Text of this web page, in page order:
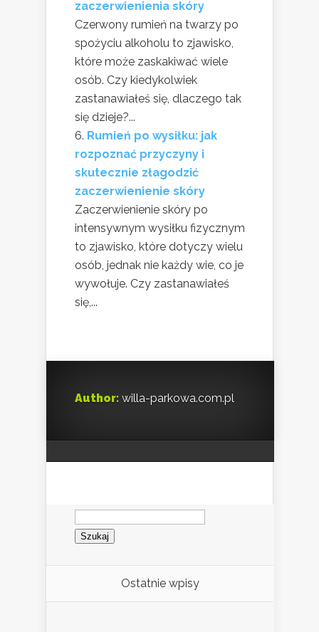
zaczerwienienia skóry
Czerwony rumień na twarzy po
spożyciu alkoholu to zjawisko,
które może zaskakiwać wiele
osób. Czy kiedykolwiek
zastanawiałeś się, dlaczego tak
się dzieje?...
Rumień po wysiłku: jak
rozpoznać przyczyny i
skutecznie złagodzić
zaczerwienienie skóry
Zaczerwienienie skóry po
intensywnym wysiłku fizycznym
to zjawisko, które dotyczy wielu
osób, jednak nie każdy wie, co je
wywołuje. Czy zastanawiałeś
się,...
Author: willa-parkowa.com.pl
Szukaj:
Ostatnie wpisy